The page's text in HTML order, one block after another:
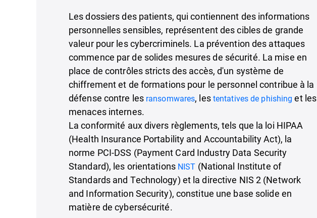
Les dossiers des patients, qui contiennent des informations
personnelles sensibles, représentent des cibles de grande
valeur pour les cybercriminels. La prévention des attaques
commence par de solides mesures de sécurité. La mise en
place de contrôles stricts des accès, d'un système de
chiffrement et de formations pour le personnel contribue à la
défense contre les ransomwares, lestentatives de phishing et les
menaces internes.
La conformité aux divers règlements, tels que la loi HIPAA
(Health Insurance Portability and Accountability Act), la
norme PCI-DSS (Payment Card Industry Data Security
Standard), les orientations NIST (National Institute of
Standards and Technology) et la directive NIS 2 (Network
and Information Security), constitue une base solide en
matière de cybersécurité.